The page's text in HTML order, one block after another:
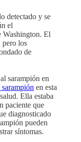
detectado y se
el
Washington. El
pero los
de
sarampión en
en esta
Ella estaba
paciente que
diagnosticado
pueden
síntomas.